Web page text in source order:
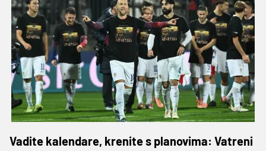
Vadite kalendare, krenite s planovima: Vatreni